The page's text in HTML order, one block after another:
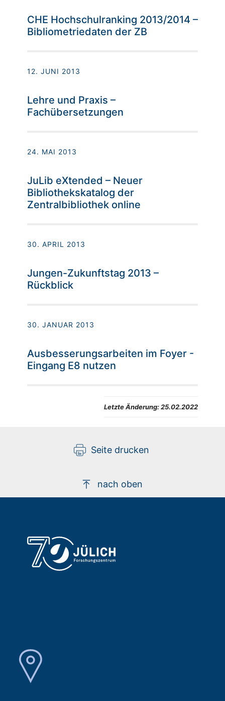
CHE Hochschulranking 2013/2014 –
Bibliometriedaten der ZB
12. JUNI 2013
Lehre und Praxis –
Fachübersetzungen
24. MAI 2013
JuLib eXtended – Neuer
Bibliothekskatalog der
Zentralbibliothek online
30. APRIL 2013
Jungen-Zukunftstag 2013 –
Rückblick
30. JANUAR 2013
Ausbesserungsarbeiten im Foyer -
Eingang E8 nutzen
Letzte Änderung:25.02.2022
Seite drucken
nach oben